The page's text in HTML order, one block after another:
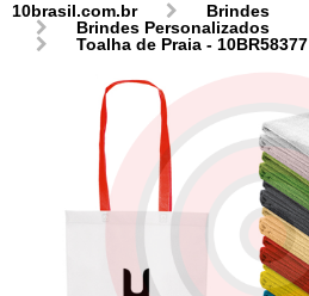
10brasil.com.br
Brindes
Brindes Personalizados
Toalha de Praia - 10BR58377